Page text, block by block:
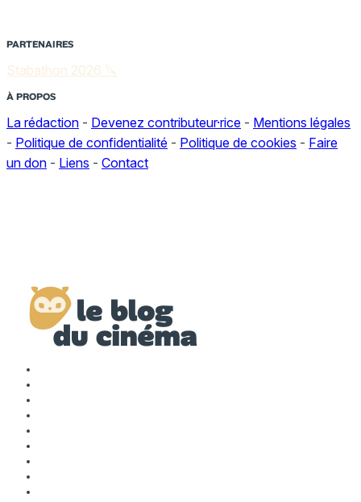
PARTENAIRES
Stabathon 2026 🔪
À PROPOS
La rédaction - Devenez contributeur·rice - Mentions légales
- Politique de confidentialité - Politique de cookies - Faire
un don - Liens - Contact